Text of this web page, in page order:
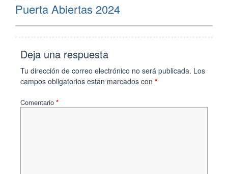
Puerta Abiertas 2024
Deja una respuesta
Tu dirección de correo electrónico no será publicada. Los
campos obligatorios están marcados con *
Comentario *